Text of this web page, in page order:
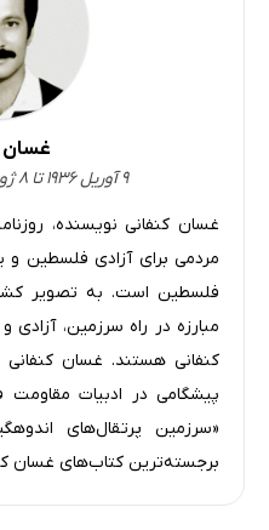
غسان
۹ آوریل ۱۹۳۶ تا ۸ ژوئیه ۱۹۷۲ - فلسطینی
غسان کنفانی نویسنده،
مردمی برای آزادی فلسطین و
فلسطین است. به تصویر
مبارزه در راه سرزمین، آزادی
کنفانی هستند. غسان
پیشگامی در ادبیات
«سرزمین پرتقال‌های
برجسته‌ترین کتاب‌های غسان